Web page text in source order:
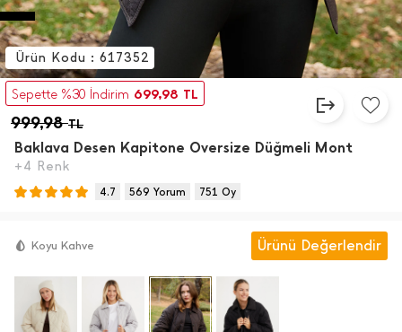
Sepette %30 İndirim 699,98 TL
999,98TL
Baklava Desen Kapitone Oversize Düğmeli Mont
+4 Renk
Ürün Kodu : 617352
4.7 569 Yorum 751 Oy
Koyu Kahve Ürünü Değerlendir